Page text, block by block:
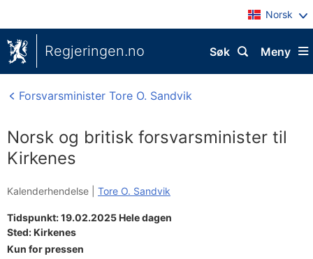
Norsk
Regjeringen.no Meny
Søk
Forsvarsminister Tore O. Sandvik
Norsk og britisk forsvarsminister til
Kirkenes
Kalenderhendelse | Tore O. Sandvik
Tidspunkt: 19.02.2025 Hele dagen
Sted:Kirkenes
Kun for pressen